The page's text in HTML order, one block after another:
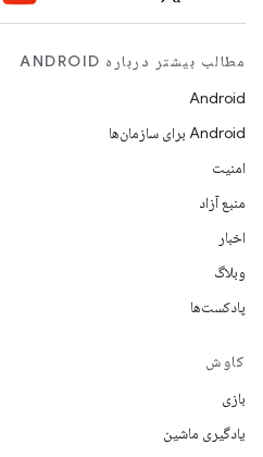
مطالب بیشتر درباره ANDROID
Android
Android برای سازمان‌ها
امنیت
منبع آزاد
اخبار
وبلاگ
پادکست‌ها
کاوش
بازی
یادگیری ماشین